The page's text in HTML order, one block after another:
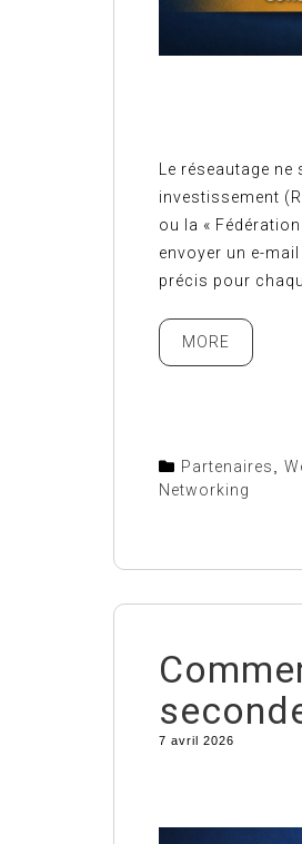
Le réseautage
investissement
ou la «
envoyer un e-
précis pour
MORE
Partenaires
Networking
7 avril 2026